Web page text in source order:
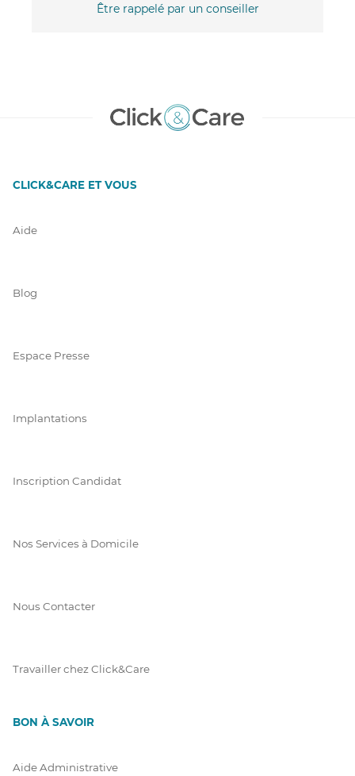
Être rappelé par un conseiller
CLICK&CARE ET VOUS
Aide
Blog
Espace Presse
Implantations
Inscription Candidat
Nos Services à Domicile
Nous Contacter
Travailler chez Click&Care
BON À SAVOIR
Aide Administrative